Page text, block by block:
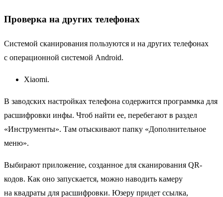
Проверка на других телефонах
Системой сканирования пользуются и на других телефонах
с операционной системой Android.
Xiaomi.
В заводских настройках телефона содержится программка для
расшифровки инфы. Чтоб найти ее, перебегают в раздел
«Инструменты». Там отыскивают папку «Дополнительное
меню».
Выбирают приложение, созданное для сканирования QR-
кодов. Как оно запускается, можно наводить камеру
на квадраты для расшифровки. Юзеру придет ссылка,